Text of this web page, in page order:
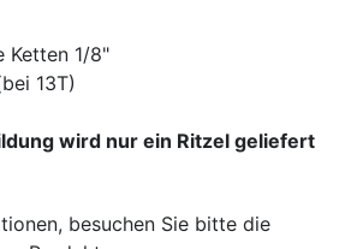
Ketten 1/8"
13T)
wird nur ein Ritzel geliefert
besuchen Sie bitte die